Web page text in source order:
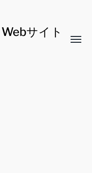
サイト